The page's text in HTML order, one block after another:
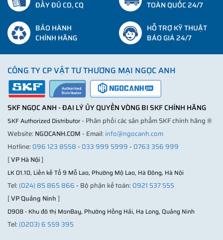
ĐẦY ĐỦ CO, CQ
TOÀN QUỐC 24/7
BẢO HÀNH
CHÍNH HÃNG
HỖ TRỢ KỸ THUẬT
BÁO GIÁ 24/7
CÔNG TY CP VẬT TƯ THƯƠNG MẠI NGỌC ANH
SKF NGỌC ANH - ĐẠI LÝ ỦY QUYỀN VÒNG BI SKF CHÍNH HÃNG
SKF Authorized Distributor- Phân phối các sản phẩm SKF chính hãng ®
Website: NGOCANH.COM- Email: info@ngocanh.com
Hotline: 096 123 8558- 033 999 5999- 0763 356 999
[VP Hà Nội]
LK 01.10, Liền kề Tổ 9 Mỗ Lao, Phường Mộ Lao, Hà Đông, Hà Nội
Tel: (024) 85 865 866- Bộ phận kế toán: 0921 537 555
[VP Quảng Ninh]
D908 - Khu đô thị MonBay, Phường Hồng Hải, Hạ Long, Quảng Ninh
Tel: (0203) 6 559 395